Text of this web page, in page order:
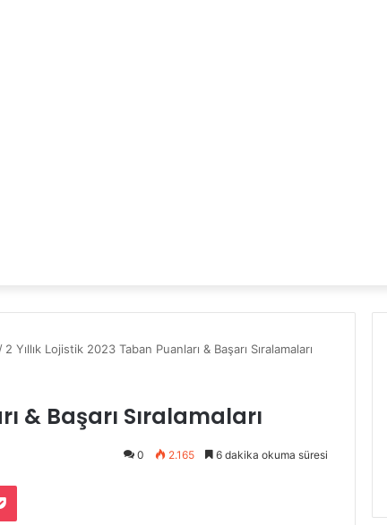
/ 2 Yıllık Lojistik 2023 Taban Puanları & Başarı Sıralamaları
& Başarı Sıralamaları
0 2.165 6 dakika okuma süresi
Pocket